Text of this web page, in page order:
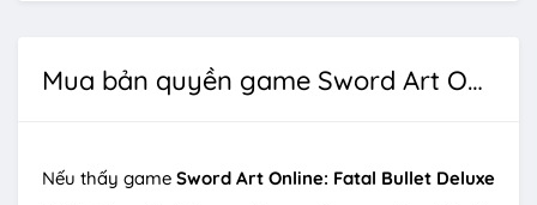
Mua bản quyền game Sword Art Online: Fatal Bullet Deluxe Edition
Nếu thấy game Sword Art Online: Fatal Bullet Deluxe